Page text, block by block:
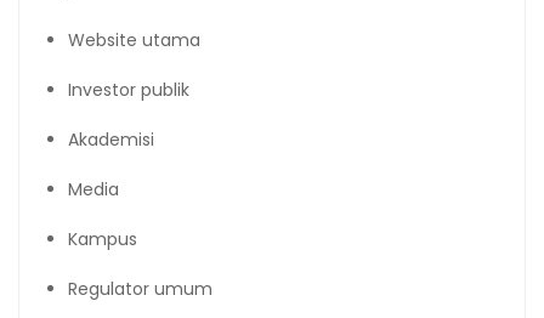
Website utama
Investor publik
Akademisi
Media
Kampus
Regulator umum